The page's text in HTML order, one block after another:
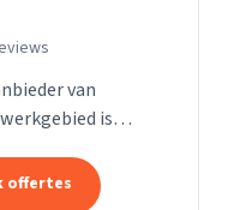
van
is
offertes